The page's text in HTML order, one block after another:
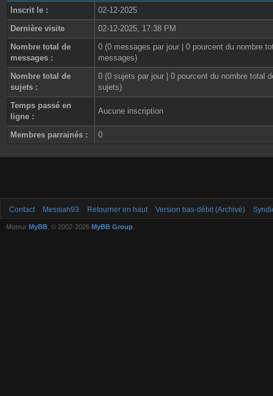
Inscrit le :
02-12-2025
Dernière visite
02-12-2025, 17:38 PM
Nombre total de
messages :
0 (0 messages par jour | 0 pourcent du nombre
messages)
Nombre total de
sujets :
0 (0 sujets par jour | 0 pourcent du nombre total
sujets)
Temps passé en
ligne :
Aucune inscription
Membres parrainés : 0
Contact Messiah93 Retourner en haut Version bas-débit (Archivé)
Moteur MyBB , © 2002-2026 MyBB Group